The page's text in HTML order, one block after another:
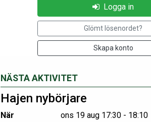
NÄSTA AKTIVITET
Hajen nybörjare
När
ons 19 aug 17:30 - 18:10
Logga in
Glömt lösenordet?
Skapa konto